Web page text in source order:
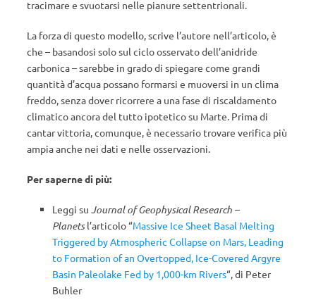
tracimare e svuotarsi nelle pianure settentrionali.
La forza di questo modello, scrive l’autore nell’articolo, è
che – basandosi solo sul ciclo osservato dell’anidride
carbonica – sarebbe in grado di spiegare come grandi
quantità d’acqua possano formarsi e muoversi in un clima
freddo, senza dover ricorrere a una fase di riscaldamento
climatico ancora del tutto ipotetico su Marte. Prima di
cantar vittoria, comunque, è necessario trovare verifica più
ampia anche nei dati e nelle osservazioni.
Per saperne di più:
Leggi su Journal of Geophysical Research –
Planetsl’articolo “Massive Ice Sheet Basal Melting
Triggered by Atmospheric Collapse on Mars, Leading
to Formation of an Overtopped, Ice-Covered Argyre
Basin Paleolake Fed by 1,000-km Rivers“, di Peter
Buhler